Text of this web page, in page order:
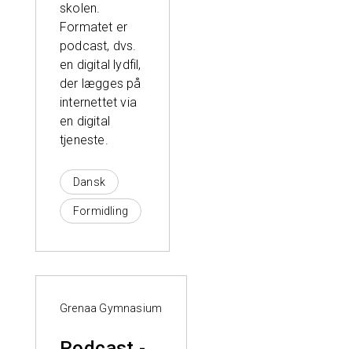
skolen.
Formatet er
podcast, dvs.
en digital lydfil,
der lægges på
internettet via
en digital
tjeneste.
Dansk
Formidling
Grenaa Gymnasium